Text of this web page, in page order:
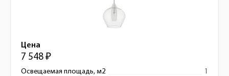
Цена
7 548 ₽
Освещаемая площадь, м2
1